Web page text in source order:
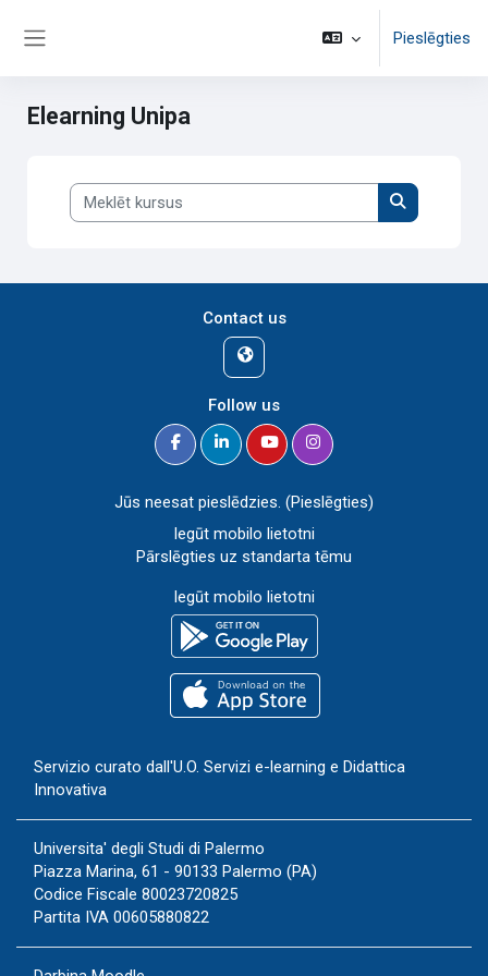
Pieslēgties
Elearning Unipa
Meklēt kursus
Meklēt
Contact us
Follow us
Jūs neesat pieslēdzies. (Pieslēgties)
Iegūt mobilo lietotni
Pārslēgties uz standarta tēmu
Iegūt mobilo lietotni
Servizio curato dall'U.O. Servizi e-learning e Didattica
Innovativa
Universita' degli Studi di Palermo
Piazza Marina, 61 - 90133 Palermo (PA)
Codice Fiscale 80023720825
Partita IVA 00605880822